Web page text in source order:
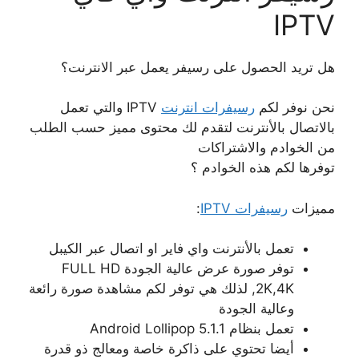
IPTV
هل تريد الحصول على رسيفر يعمل عبر الانترنت؟
نحن نوفر لكم رسيفرات انترنت
IPTV والتي تعمل
بالاتصال بالأنترنت لتقدم لك محتوى مميز حسب الطلب
من الخوادم والاشتراكات
توفرها لكم هذه الخوادم ؟
مميزات رسيفرات IPTV :
تعمل بالأنترنت واي فاير او اتصال عبر الكيبل
توفر صورة عرض عالية الجودة FULL HD
,2K,4K لذلك هي توفر لكم مشاهدة صورة رائعة
وعالية الجودة
تعمل بنظام Android Lollipop 5.1.1
أيضا تحتوي على ذاكرة خاصة ومعالج ذو قدرة